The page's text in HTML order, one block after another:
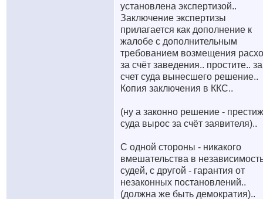
установлена экспертизой..
Заключение экспертизы
прилагается как дополнение к
жалобе с дополнительным
требованием возмещения
за счёт заведения.. простите.. за
счет суда вынесшего решение..
Копия заключения в ККС..
(ну а законно решение - престиж
суда вырос за счёт заявителя)..
С одной стороны - никакого
вмешательства в
судей, с другой - гарантия от
незаконных постановлений..
(должна же быть демократия)..